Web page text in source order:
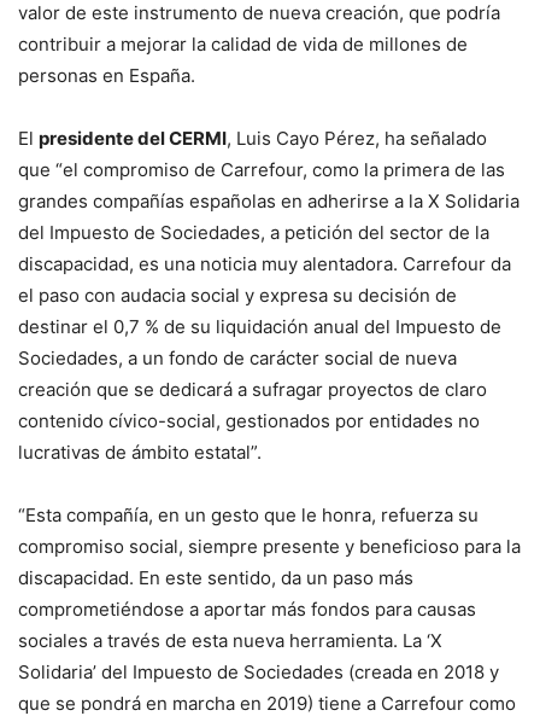
valor de este instrumento de nueva creación, que podría
contribuir a mejorar la calidad de vida de millones de
personas en España.
El presidente del CERMI, Luis Cayo Pérez, ha señalado
que “el compromiso de Carrefour, como la primera de las
grandes compañías españolas en adherirse a la X Solidaria
del Impuesto de Sociedades, a petición del sector de la
discapacidad, es una noticia muy alentadora. Carrefour da
el paso con audacia social y expresa su decisión de
destinar el 0,7 % de su liquidación anual del Impuesto de
Sociedades, a un fondo de carácter social de nueva
creación que se dedicará a sufragar proyectos de claro
contenido cívico-social, gestionados por entidades no
lucrativas de ámbito estatal”.
“Esta compañía, en un gesto que le honra, refuerza su
compromiso social, siempre presente y beneficioso para la
discapacidad. En este sentido, da un paso más
comprometiéndose a aportar más fondos para causas
sociales a través de esta nueva herramienta. La ‘X
Solidaria’ del Impuesto de Sociedades (creada en 2018 y
que se pondrá en marcha en 2019) tiene a Carrefour como